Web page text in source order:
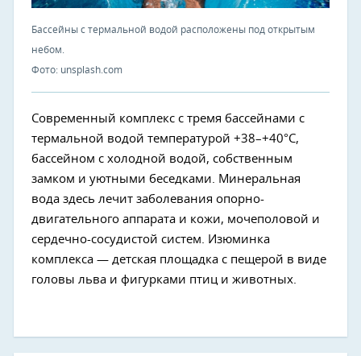
Бассейны с термальной водой расположены под открытым
небом.
Фото: unsplash.com
Современный комплекс с тремя бассейнами с
термальной водой температурой +38–+40°С,
бассейном с холодной водой, собственным
замком и уютными беседками. Минеральная
вода здесь лечит заболевания опорно-
двигательного аппарата и кожи, мочеполовой и
сердечно-сосудистой систем. Изюминка
комплекса — детская площадка с пещерой в виде
головы льва и фигурками птиц и животных.